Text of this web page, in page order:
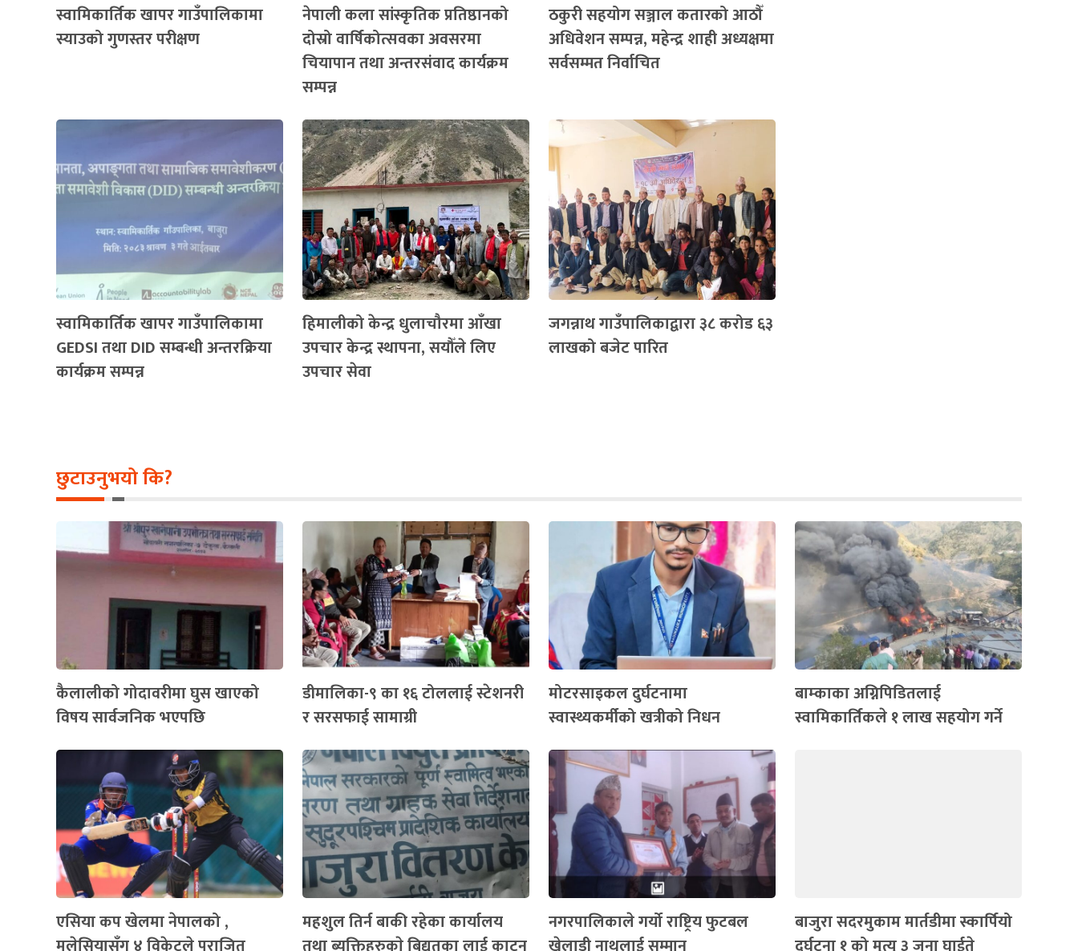
स्वामिकार्तिक खापर गाउँपालिकामा
स्याउको गुणस्तर परीक्षण
नेपाली कला सांस्कृतिक प्रतिष्ठानको
दोस्रो वार्षिकोत्सवका अवसरमा
चियापान तथा अन्तरसंवाद कार्यक्रम
सम्पन्न
ठकुरी सहयोग सञ्जाल कतारको आठौँ
अधिवेशन सम्पन्न, महेन्द्र शाही अध्यक्षमा
सर्वसम्मत निर्वाचित
स्वामिकार्तिक खापर गाउँपालिकामा
GEDSI तथा DID सम्बन्धी अन्तरक्रिया
कार्यक्रम सम्पन्न
हिमालीको केन्द्र धुलाचौरमा आँखा
उपचार केन्द्र स्थापना, सयौँले लिए
उपचार सेवा
जगन्नाथ गाउँपालिकाद्वारा ३८ करोड ६३
लाखको बजेट पारित
छुटाउनुभयो कि?
कैलालीको गोदावरीमा घुस खाएको
विषय सार्वजनिक भएपछि
डीमालिका-९ का १६ टोललाई स्टेशनरी
र सरसफाई सामाग्री
मोटरसाइकल दुर्घटनामा
स्वास्थ्यकर्मीको खत्रीको निधन
बाम्काका अग्निपिडितलाई
स्वामिकार्तिकले १ लाख सहयोग गर्ने
एसिया कप खेलमा नेपालको ,
महशुल तिर्न बाकी रहेका कार्यालय
नगरपालिकाले गर्यो राष्ट्रिय फुटबल
बाजुरा सदरमुकाम मार्तडीमा स्कार्पियो